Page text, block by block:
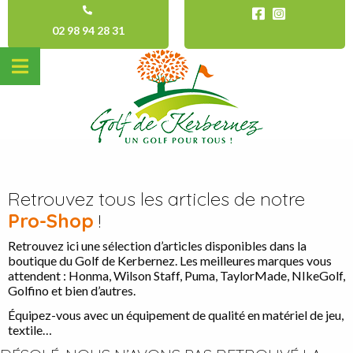
02 98 94 28 31
Retrouvez tous les articles de notre
Pro-Shop !
Retrouvez ici une sélection d’articles disponibles dans la
boutique du Golf de Kerbernez. Les meilleures marques vous
attendent : Honma, Wilson Staff, Puma, TaylorMade, NIkeGolf,
Golfino et bien d’autres.
Équipez-vous avec un équipement de qualité en matériel de jeu,
textile…